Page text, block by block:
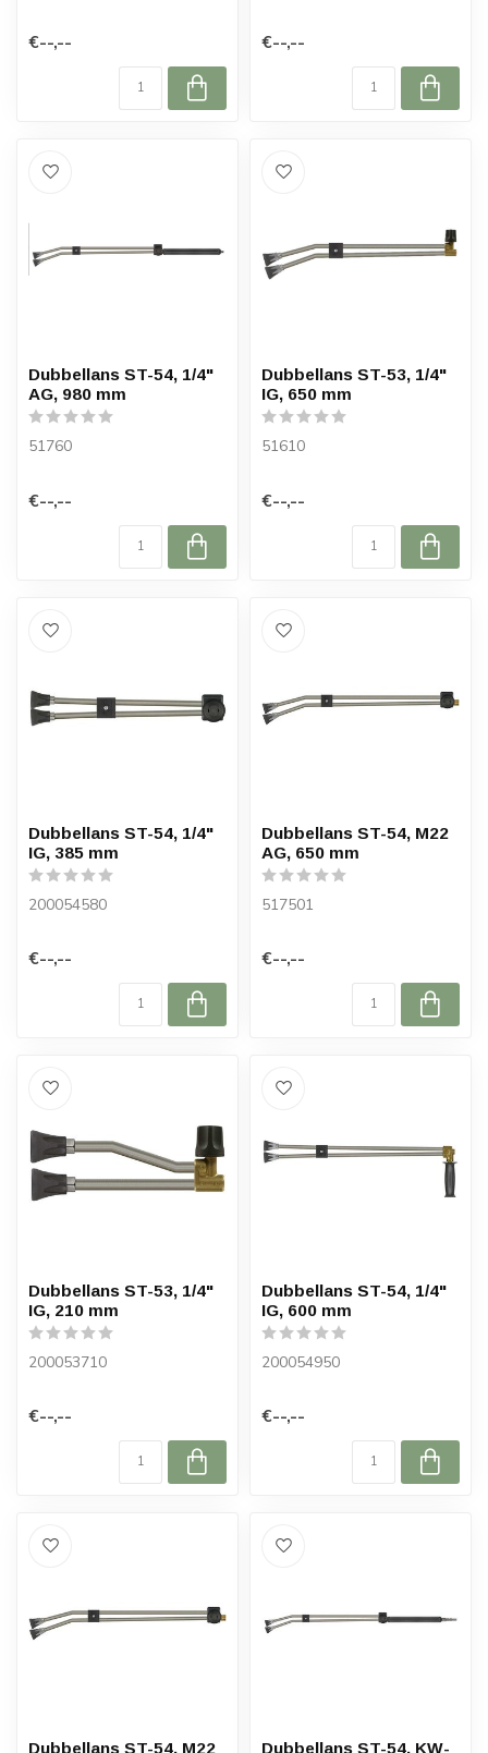
€--,-- €--,--
Dubbellans ST-54, 1/4"
AG, 980 mm
51760
€--,--
Dubbellans ST-53, 1/4"
IG, 650 mm
51610
€--,--
Dubbellans ST-54, 1/4"
IG, 385 mm
200054580
€--,--
Dubbellans ST-54, M22
AG, 650 mm
517501
€--,--
Dubbellans ST-53, 1/4"
IG, 210 mm
200053710
€--,--
Dubbellans ST-54, 1/4"
IG, 600 mm
200054950
€--,--
Dubbellans ST-54, M22 Dubbellans ST-54, KW-